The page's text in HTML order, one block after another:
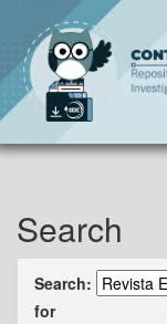
navigation
Search
Search:
for